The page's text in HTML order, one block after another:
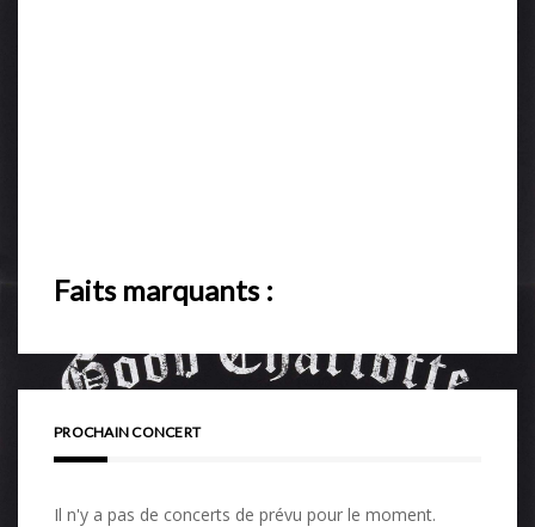
Faits marquants :
PROCHAIN CONCERT
Il n'y a pas de concerts de prévu pour le moment.